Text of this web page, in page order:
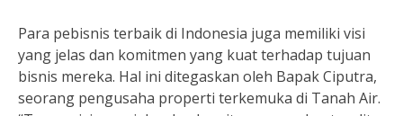
Para pebisnis terbaik di Indonesia juga memiliki visi
yang jelas dan komitmen yang kuat terhadap tujuan
bisnis mereka. Hal ini ditegaskan oleh Bapak Ciputra,
seorang pengusaha properti terkemuka di Tanah Air.